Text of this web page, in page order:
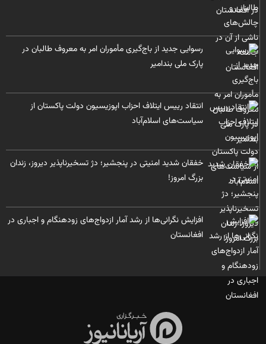
رسوایی جدید از باج‌گیری مأموران امر به معروف طالبان در
پارک ملی بندامیر
انتقاد رییس ایتلاف احزاب اپوزیسیون دولت پاکستان از
سیاست‌های اسلام‌آباد
خفقان شدید امنیتی در پنجشیر؛ دژ تسخیرناپذیر دیروز، زندان
بزرگ امروز!
افزایش نگرانی‌ها از رشد آمار ازدواج‌های زودهنگام و اجباری در
افغانستان